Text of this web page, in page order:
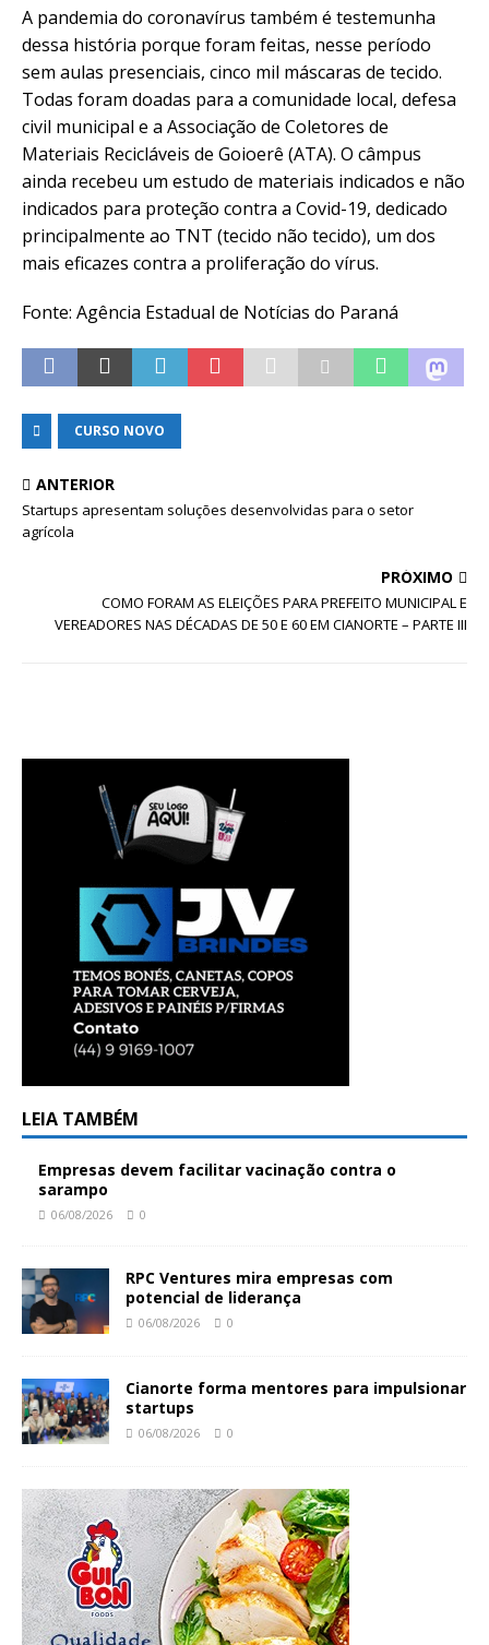
A pandemia do coronavírus também é testemunha
dessa história porque foram feitas, nesse período
sem aulas presenciais, cinco mil máscaras de tecido.
Todas foram doadas para a comunidade local, defesa
civil municipal e a Associação de Coletores de
Materiais Recicláveis de Goioerê (ATA). O câmpus
ainda recebeu um estudo de materiais indicados e não
indicados para proteção contra a Covid-19, dedicado
principalmente ao TNT (tecido não tecido), um dos
mais eficazes contra a proliferação do vírus.
Fonte: Agência Estadual de Notícias do Paraná
CURSO NOVO
ANTERIOR
Startups apresentam soluções desenvolvidas para o setor
agrícola
PRÓXIMO
COMO FORAM AS ELEIÇÕES PARA PREFEITO MUNICIPAL E
VEREADORES NAS DÉCADAS DE 50 E 60 EM CIANORTE – PARTE III
LEIA TAMBÉM
Empresas devem facilitar vacinação contra o
sarampo
06/08/2026 0
RPC Ventures mira empresas com
potencial de liderança
06/08/2026 0
Cianorte forma mentores para impulsionar
startups
06/08/2026 0